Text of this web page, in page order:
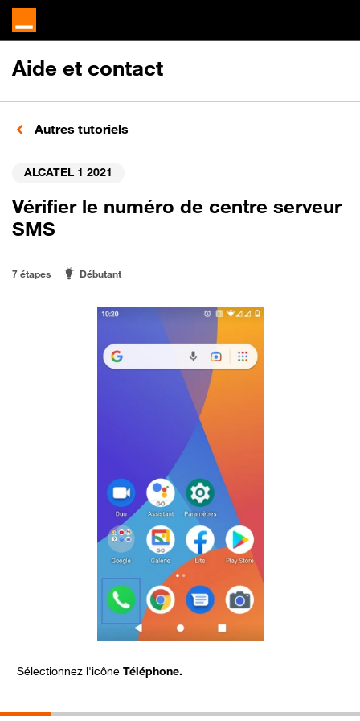
Aide et contact
Autres tutoriels
ALCATEL 1 2021
Vérifier le numéro de centre serveur
SMS
7 étapes Débutant
Sélectionnez l'icône Téléphone.